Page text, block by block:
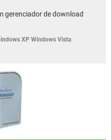
gerenciador de download
XP Windows Vista